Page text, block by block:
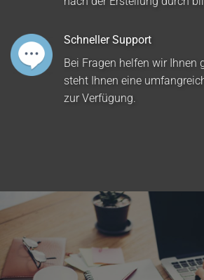
Schneller Support
Bei Fragen helfen wir Ihnen
steht Ihnen eine
zur Verfügung.